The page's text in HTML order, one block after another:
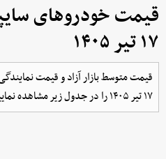
قیمت خودرو‌های
۱۷ تیر ۱۴۰۵
قیمت متوسط بازار آزاد و قیمت
۱۷ تیر ۱۴۰۵ را در جدول زیر مشاهده نمایید.